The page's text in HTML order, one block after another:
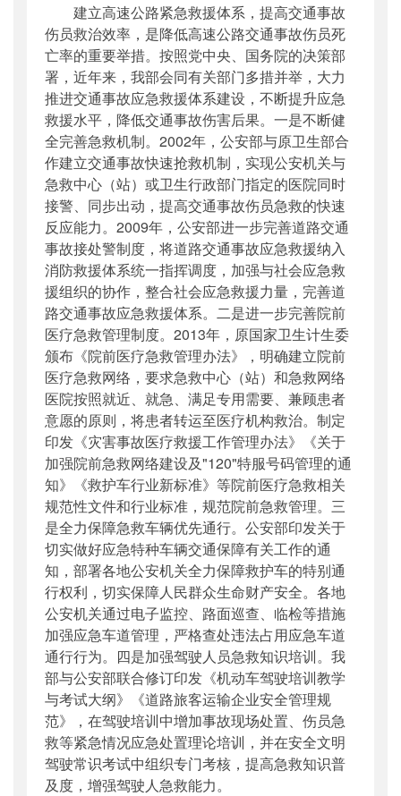
建立高速公路紧急救援体系，提高交通事故
伤员救治效率，是降低高速公路交通事故伤员死
亡率的重要举措。按照党中央、国务院的决策部
署，近年来，我部会同有关部门多措并举，大力
推进交通事故应急救援体系建设，不断提升应急
救援水平，降低交通事故伤害后果。一是不断健
全完善急救机制。2002年，公安部与原卫生部合
作建立交通事故快速抢救机制，实现公安机关与
急救中心（站）或卫生行政部门指定的医院同时
接警、同步出动，提高交通事故伤员急救的快速
反应能力。2009年，公安部进一步完善道路交通
事故接处警制度，将道路交通事故应急救援纳入
消防救援体系统一指挥调度，加强与社会应急救
援组织的协作，整合社会应急救援力量，完善道
路交通事故应急救援体系。二是进一步完善院前
医疗急救管理制度。2013年，原国家卫生计生委
颁布《院前医疗急救管理办法》，明确建立院前
医疗急救网络，要求急救中心（站）和急救网络
医院按照就近、就急、满足专用需要、兼顾患者
意愿的原则，将患者转运至医疗机构救治。制定
印发《灾害事故医疗救援工作管理办法》《关于
加强院前急救网络建设及"120"特服号码管理的通
知》《救护车行业新标准》等院前医疗急救相关
规范性文件和行业标准，规范院前急救管理。三
是全力保障急救车辆优先通行。公安部印发关于
切实做好应急特种车辆交通保障有关工作的通
知，部署各地公安机关全力保障救护车的特别通
行权利，切实保障人民群众生命财产安全。各地
公安机关通过电子监控、路面巡查、临检等措施
加强应急车道管理，严格查处违法占用应急车道
通行行为。四是加强驾驶人员急救知识培训。我
部与公安部联合修订印发《机动车驾驶培训教学
与考试大纲》《道路旅客运输企业安全管理规
范》，在驾驶培训中增加事故现场处置、伤员急
救等紧急情况应急处置理论培训，并在安全文明
驾驶常识考试中组织专门考核，提高急救知识普
及度，增强驾驶人急救能力。